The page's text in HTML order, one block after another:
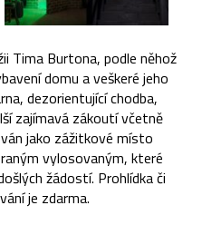
Tima Burtona, podle něhož
domu a veškeré jeho
dezorientující chodba,
zajímavá zákoutí včetně
jako zážitkové místo
vylosovaným, které
žádostí. Prohlídka či
je zdarma.